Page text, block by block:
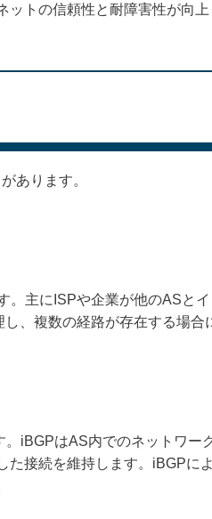
トの信頼性と耐障害性が向上
あります。
主にISPや企業が他のASと
、複数の経路が存在する場合
iBGPはAS内でのネットワー
接続を維持します。iBGPに